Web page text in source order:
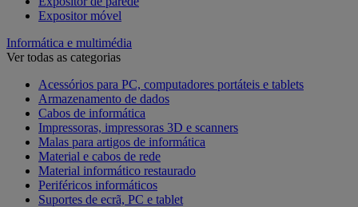
Expositor móvel
Informática e multimédia
Ver todas as categorias
Acessórios para PC, computadores portáteis e tablets
Armazenamento de dados
Cabos de informática
Impressoras, impressoras 3D e scanners
Malas para artigos de informática
Material e cabos de rede
Material informático restaurado
Periféricos informáticos
Suportes de ecrã, PC e tablet